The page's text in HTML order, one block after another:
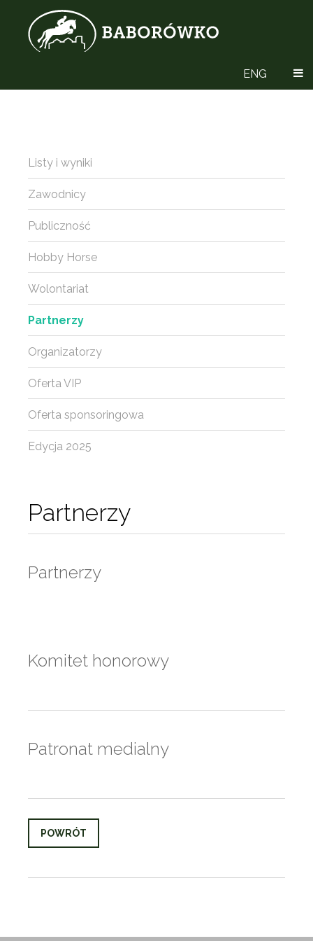
ENG
Partnerzy
Partnerzy
Komitet honorowy
Patronat medialny
POWRÓT
Listy i wyniki
Zawodnicy
Publiczność
Hobby Horse
Wolontariat
Partnerzy
Organizatorzy
Oferta VIP
Oferta sponsoringowa
Edycja 2025